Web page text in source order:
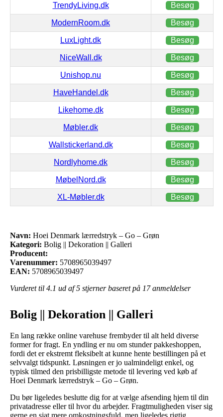
TrendyLiving.dk Besøg
ModernRoom.dk Besøg
LuxLight.dk Besøg
NiceWall.dk Besøg
Unishop.nu Besøg
HaveHandel.dk Besøg
Likehome.dk Besøg
Møbler.dk Besøg
Wallstickerland.dk Besøg
Nordlyhome.dk Besøg
MøbelNord.dk Besøg
XL-Møbler.dk Besøg
Navn: Hoei Denmark lærredstryk – Go – Grøn
Kategori: Bolig || Dekoration || Galleri
Producent:
Varenummer: 5708965039497
EAN: 5708965039497
Vurderet til 4.1 ud af 5 stjerner baseret på 17anmeldelser
Bolig || Dekoration || Galleri
En lang række online varehuse frembyder til alt held diverse
former for fragt. En yndling er nu om stunder pakkeshoppen,
fordi det er ekstremt fleksibelt at kunne hente bestillingen på et
selvvalgt tidspunkt. Løsningen er jo ualmindeligt enkel, og
typisk tilmed den prisbilligste metode til levering ved køb af
Hoei Denmark lærredstryk – Go – Grøn.
Du bør ligeledes beslutte dig for at vælge afsending hjem til din
privatadresse eller til hvor du arbejder. Fragtmuligheden viser sig
gerne en sjat mere omkostningsfuld, men ligeledes rigtig